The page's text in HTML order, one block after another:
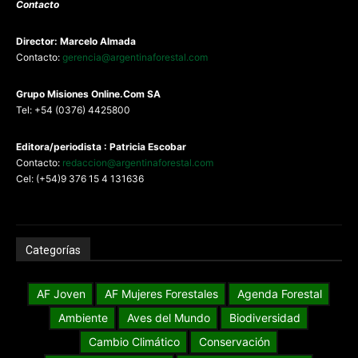
Contacto
Director: Marcelo Almada
Contacto: gerencia@argentinaforestal.com
Grupo Misiones Online.Com SA
Tel: +54 (0376) 4425800
Editora/periodista : Patricia Escobar
Contacto: redaccion@argentinaforestal.com
Cel: (+54)9 376 15 4 131636
Categorías
AF Joven AF Mujeres Forestales
Agenda Forestal
Ambiente
Aves del Mundo
Biodiversidad
Cambio Climático
Conservación